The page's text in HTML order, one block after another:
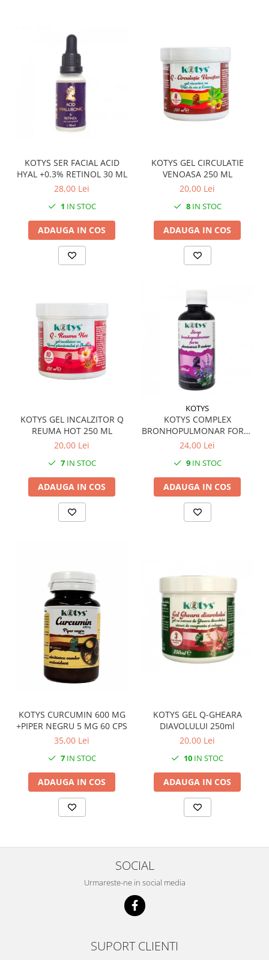
KOTYS SER FACIAL ACID
HYAL +0.3% RETINOL 30 ML
28,00 Lei
1 IN STOC
ADAUGA IN COS
KOTYS GEL CIRCULATIE
VENOASA 250 ML
20,00 Lei
8IN STOC
ADAUGA IN COS
KOTYS GEL INCALZITOR Q
REUMA HOT 250 ML
20,00 Lei
7IN STOC
ADAUGA IN COS
KOTYS
KOTYS COMPLEX
BRONHOPULMONAR FORTE
SIROP 200 ML
24,00 Lei
9IN STOC
ADAUGA IN COS
KOTYS CURCUMIN 600 MG
+PIPER NEGRU 5 MG 60 CPS
35,00 Lei
7IN STOC
ADAUGA IN COS
KOTYS GEL Q-GHEARA
DIAVOLULUI 250ml
20,00 Lei
10 IN STOC
ADAUGA IN COS
SOCIAL
Urmareste-ne in social media
SUPORT CLIENTI